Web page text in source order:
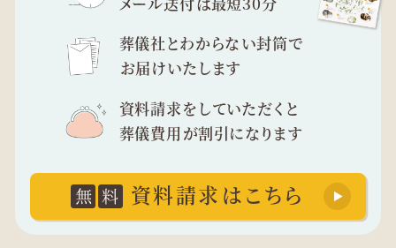
葬儀社とわからない封筒で
お届けいたします
資料請求をしていただくと
葬儀費用が割引になります
無 料 資料請求はこちら